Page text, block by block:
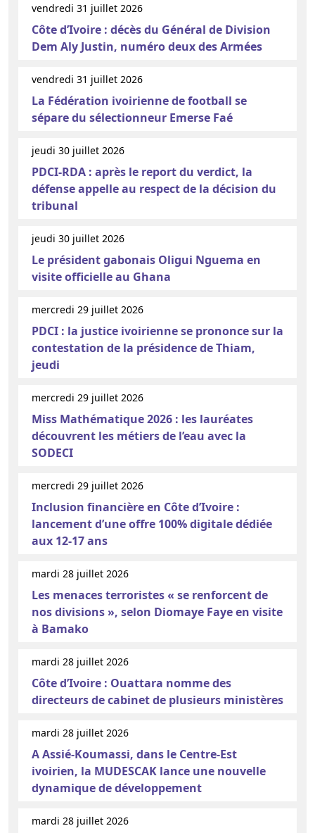
vendredi 31 juillet 2026
Côte d’Ivoire : décès du Général de Division
Dem Aly Justin, numéro deux des Armées
vendredi 31 juillet 2026
La Fédération ivoirienne de football se
sépare du sélectionneur Emerse Faé
jeudi 30 juillet 2026
PDCI-RDA : après le report du verdict, la
défense appelle au respect de la décision du
tribunal
jeudi 30 juillet 2026
Le président gabonais Oligui Nguema en
visite officielle au Ghana
mercredi 29 juillet 2026
PDCI : la justice ivoirienne se prononce sur la
contestation de la présidence de Thiam,
jeudi
mercredi 29 juillet 2026
Miss Mathématique 2026 : les lauréates
découvrent les métiers de l’eau avec la
SODECI
mercredi 29 juillet 2026
Inclusion financière en Côte d’Ivoire :
lancement d’une offre 100% digitale dédiée
aux 12-17 ans
mardi 28 juillet 2026
Les menaces terroristes « se renforcent de
nos divisions », selon Diomaye Faye en visite
à Bamako
mardi 28 juillet 2026
Côte d’Ivoire : Ouattara nomme des
directeurs de cabinet de plusieurs ministères
mardi 28 juillet 2026
A Assié-Koumassi, dans le Centre-Est
ivoirien, la MUDESCAK lance une nouvelle
dynamique de développement
mardi 28 juillet 2026